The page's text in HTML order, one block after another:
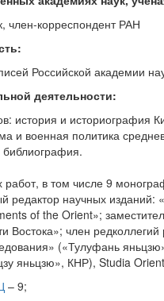
член-корреспондент РАН
:
Российской академии
деятельности:
история и историография
и военная политика
библиография.
в том числе 9
редактор научных
of the Orient»;
Востока»; член
(«Тулуфань
яньцзю», КНР), Studia
– 9;